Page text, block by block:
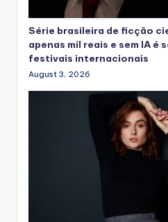
Série brasileira de ficção
apenas mil reais e sem IA é
festivais internacionais
August 3, 2026